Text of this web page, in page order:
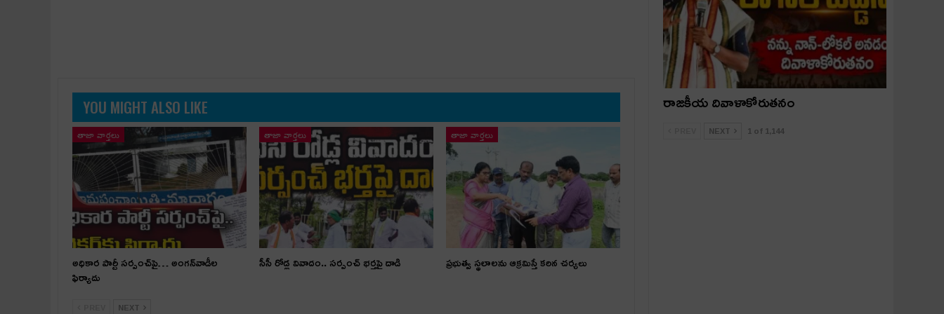
YOU MIGHT ALSO LIKE
తాజా వార్తలు
అధికార పార్టీ స‌ర్పంచ్‌పై… అంగ‌న్‌వాడీల
ఫిర్యాదు
తాజా వార్తలు
సీసీ రోడ్ల వివాదం.. స‌ర్పంచ్ భ‌ర్త‌పై దాడి
తాజా వార్తలు
ప్రభుత్వ స్థలాలను ఆక్రమిస్తే కఠిన చర్యలు
NEXT
రాజకీయ దివాళాకోరుతనం
NEXT 1 of 1,144